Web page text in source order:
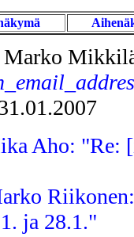
Marko
Aho: "Re:
ja 28.1."